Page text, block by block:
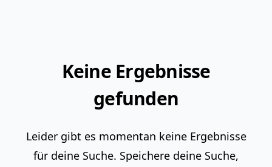
Keine Ergebnisse
gefunden
Leider gibt es momentan keine Ergebnisse
für deine Suche. Speichere deine Suche,